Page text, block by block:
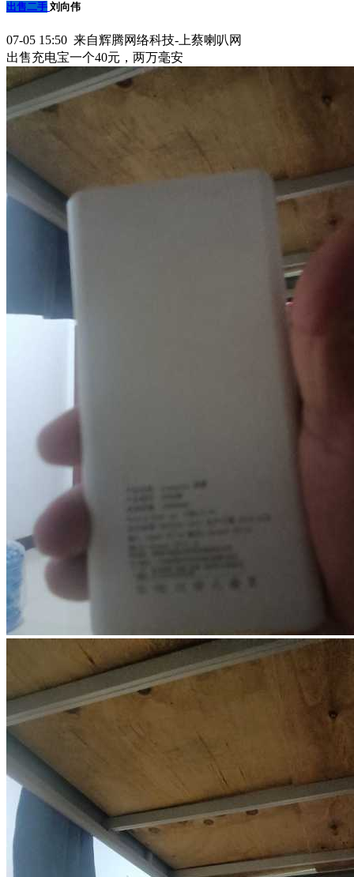
出售二手 刘向伟
07-05 15:50 来自辉腾网络科技-上蔡喇叭网
出售充电宝一个40元，两万毫安